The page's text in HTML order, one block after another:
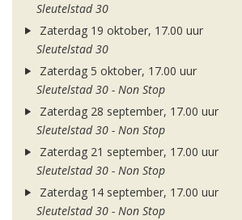
Sleutelstad 30
Zaterdag 19 oktober, 17.00 uur
Sleutelstad 30
Zaterdag 5 oktober, 17.00 uur
Sleutelstad 30 - Non Stop
Zaterdag 28 september, 17.00 uur
Sleutelstad 30 - Non Stop
Zaterdag 21 september, 17.00 uur
Sleutelstad 30 - Non Stop
Zaterdag 14 september, 17.00 uur
Sleutelstad 30 - Non Stop